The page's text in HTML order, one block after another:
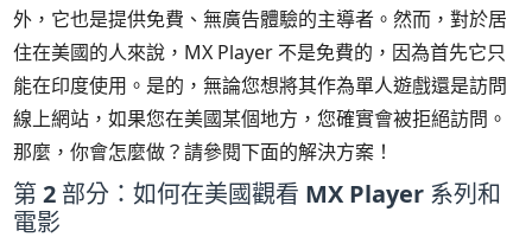
外，它也是提供免費、無廣告體驗的主導者。然而，對於居
住在美國的人來說，MX Player 不是免費的，因為首先它只
能在印度使用。是的，無論您想將其作為單人遊戲還是訪問
線上網站，如果您在美國某個地方，您確實會被拒絕訪問。
那麼，你會怎麼做？請參閱下面的解決方案！
第 2 部分：如何在美國觀看 MX Player 系列和
電影